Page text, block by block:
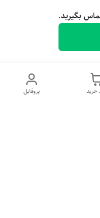
بگیرید.
پروفایل خرید